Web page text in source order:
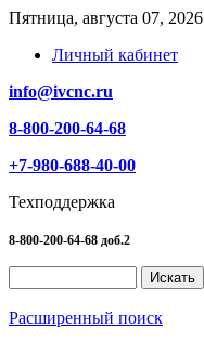
Пятница, августа 07, 2026
Личный кабинет
info@ivcnc.ru
8-800-200-64-68
+7-980-688-40-00
Техподдержка
8-800-200-64-68 доб.2
Расширенный поиск